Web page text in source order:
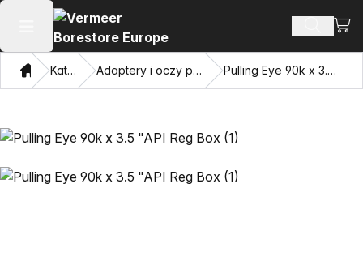
Otwórz menu główne Szukaj
Dom Katalog Adaptery i oczy przyciągające Pulling Eye 90k x 3.5 "API Reg Box